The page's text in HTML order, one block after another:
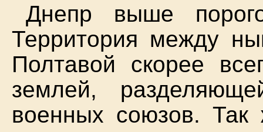
Днепр выше
Территория между
Полтавой скорее
землей,
военных союзов.